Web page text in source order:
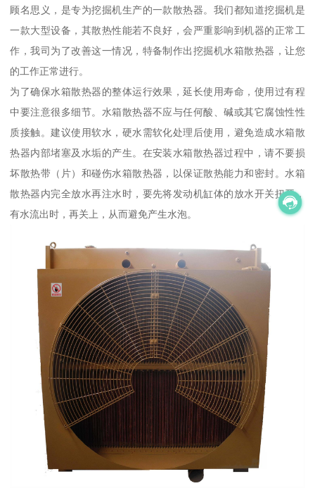
顾名思义，是专为挖掘机生产的一款散热器。我们都知道挖掘机是
一款大型设备，其散热性能若不良好，会严重影响到机器的正常工
作，我司为了改善这一情况，特备制作出挖掘机水箱散热器，让您
的工作正常进行。
为了确保水箱散热器的整体运行效果，延长使用寿命，使用过有程
中要注意很多细节。水箱散热器不应与任何酸、碱或其它腐蚀性性
质接触。建议使用软水，硬水需软化处理后使用，避免造成水箱散
热器内部堵塞及水垢的产生。在安装水箱散热器过程中，请不要损
坏散热带（片）和碰伤水箱散热器，以保证散热能力和密封。水箱
散热器内完全放水再注水时，要先将发动机缸体的放水开关扭开，
有水流出时，再关上，从而避免产生水泡。